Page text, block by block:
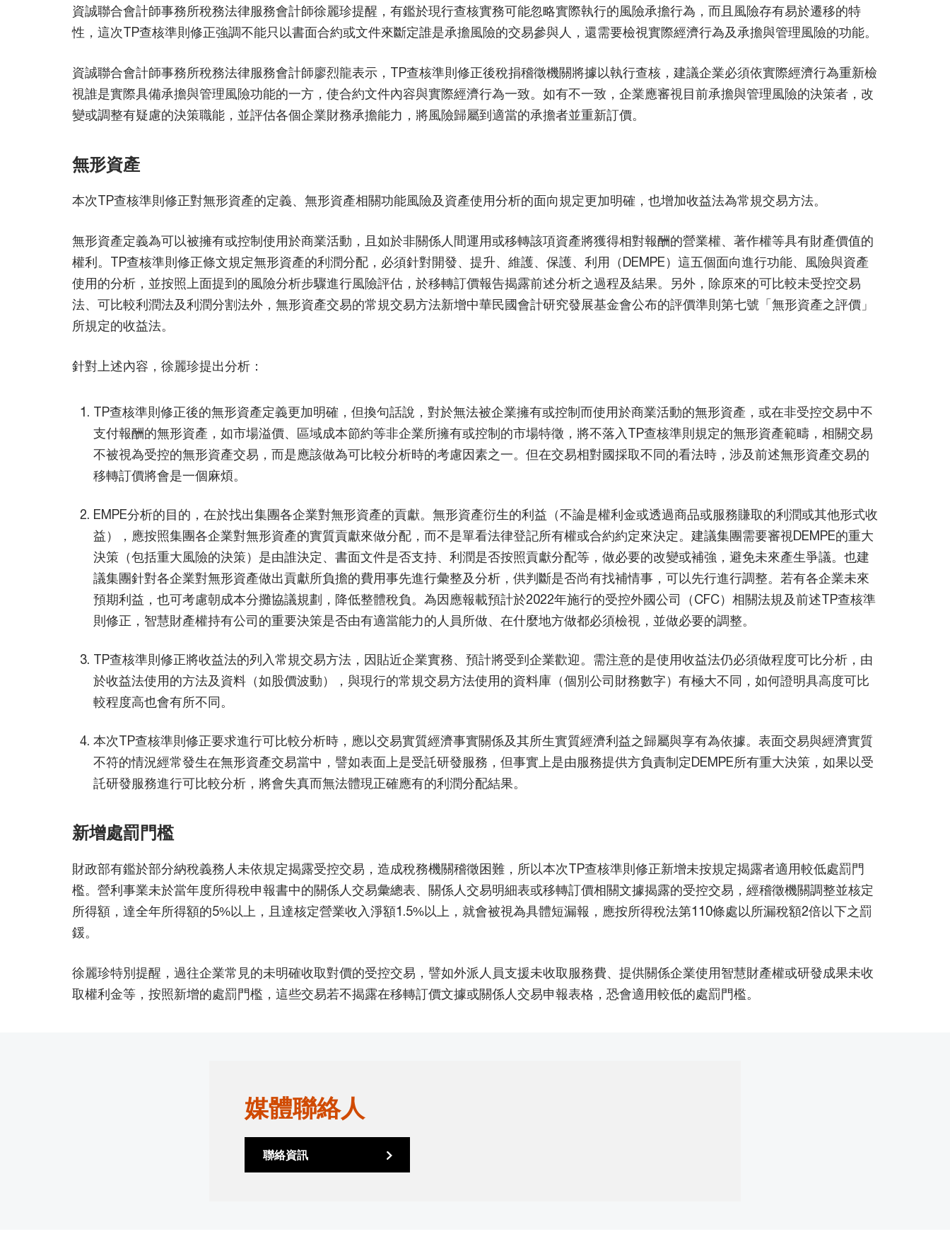
資誠聯合會計師事務所稅務法律服務會計師徐麗珍提醒，有鑑於現行查核實務可能忽略實際執行的風險承擔行為，而且風險存有易於遷移的特
性，這次TP查核準則修正強調不能只以書面合約或文件來斷定誰是承擔風險的交易參與人，還需要檢視實際經濟行為及承擔與管理風險的功能。
資誠聯合會計師事務所稅務法律服務會計師廖烈龍表示，TP查核準則修正後稅捐稽徵機關將據以執行查核，建議企業必須依實際經濟行為重新檢
視誰是實際具備承擔與管理風險功能的一方，使合約文件內容與實際經濟行為一致。如有不一致，企業應審視目前承擔與管理風險的決策者，改
變或調整有疑慮的決策職能，並評估各個企業財務承擔能力，將風險歸屬到適當的承擔者並重新訂價。
無形資產
本次TP查核準則修正對無形資產的定義、無形資產相關功能風險及資產使用分析的面向規定更加明確，也增加收益法為常規交易方法。
無形資產定義為可以被擁有或控制使用於商業活動，且如於非關係人間運用或移轉該項資產將獲得相對報酬的營業權、著作權等具有財產價值的
權利。TP查核準則修正條文規定無形資產的利潤分配，必須針對開發、提升、維護、保護、利用（DEMPE）這五個面向進行功能、風險與資產
使用的分析，並按照上面提到的風險分析步驟進行風險評估，於移轉訂價報告揭露前述分析之過程及結果。另外，除原來的可比較未受控交易
法、可比較利潤法及利潤分割法外，無形資產交易的常規交易方法新增中華民國會計研究發展基金會公布的評價準則第七號「無形資產之評價」
所規定的收益法。
針對上述內容，徐麗珍提出分析：
TP查核準則修正後的無形資產定義更加明確，但換句話說，對於無法被企業擁有或控制而使用於商業活動的無形資產，或在非受控交易中不
支付報酬的無形資產，如市場溢價、區域成本節約等非企業所擁有或控制的市場特徵，將不落入TP查核準則規定的無形資產範疇，相關交易
不被視為受控的無形資產交易，而是應該做為可比較分析時的考慮因素之一。但在交易相對國採取不同的看法時，涉及前述無形資產交易的
移轉訂價將會是一個麻煩。
EMPE分析的目的，在於找出集團各企業對無形資產的貢獻。無形資產衍生的利益（不論是權利金或透過商品或服務賺取的利潤或其他形式收
益），應按照集團各企業對無形資產的實質貢獻來做分配，而不是單看法律登記所有權或合約約定來決定。建議集團需要審視DEMPE的重大
決策（包括重大風險的決策）是由誰決定、書面文件是否支持、利潤是否按照貢獻分配等，做必要的改變或補強，避免未來產生爭議。也建
議集團針對各企業對無形資產做出貢獻所負擔的費用事先進行彙整及分析，供判斷是否尚有找補情事，可以先行進行調整。若有各企業未來
預期利益，也可考慮朝成本分攤協議規劃，降低整體稅負。為因應報載預計於2022年施行的受控外國公司（CFC）相關法規及前述TP查核準
則修正，智慧財產權持有公司的重要決策是否由有適當能力的人員所做、在什麼地方做都必須檢視，並做必要的調整。
TP查核準則修正將收益法的列入常規交易方法，因貼近企業實務、預計將受到企業歡迎。需注意的是使用收益法仍必須做程度可比分析，由
於收益法使用的方法及資料（如股價波動），與現行的常規交易方法使用的資料庫（個別公司財務數字）有極大不同，如何證明具高度可比
較程度高也會有所不同。
本次TP查核準則修正要求進行可比較分析時，應以交易實質經濟事實關係及其所生實質經濟利益之歸屬與享有為依據。表面交易與經濟實質
不符的情況經常發生在無形資產交易當中，譬如表面上是受託研發服務，但事實上是由服務提供方負責制定DEMPE所有重大決策，如果以受
託研發服務進行可比較分析，將會失真而無法體現正確應有的利潤分配結果。
新增處罰門檻
財政部有鑑於部分納稅義務人未依規定揭露受控交易，造成稅務機關稽徵困難，所以本次TP查核準則修正新增未按規定揭露者適用較低處罰門
檻。營利事業未於當年度所得稅申報書中的關係人交易彙總表、關係人交易明細表或移轉訂價相關文據揭露的受控交易，經稽徵機關調整並核定
所得額，達全年所得額的5%以上，且達核定營業收入淨額1.5%以上，就會被視為具體短漏報，應按所得稅法第110條處以所漏稅額2倍以下之罰
鍰。
徐麗珍特別提醒，過往企業常見的未明確收取對價的受控交易，譬如外派人員支援未收取服務費、提供關係企業使用智慧財產權或研發成果未收
取權利金等，按照新增的處罰門檻，這些交易若不揭露在移轉訂價文據或關係人交易申報表格，恐會適用較低的處罰門檻。
媒體聯絡人
聯絡資訊